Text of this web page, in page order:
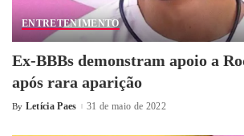
ENTRETENIMENTO
Ex-BBBs demonstram apoio a
após rara aparição
By Letícia Paes 31 de maio de 2022